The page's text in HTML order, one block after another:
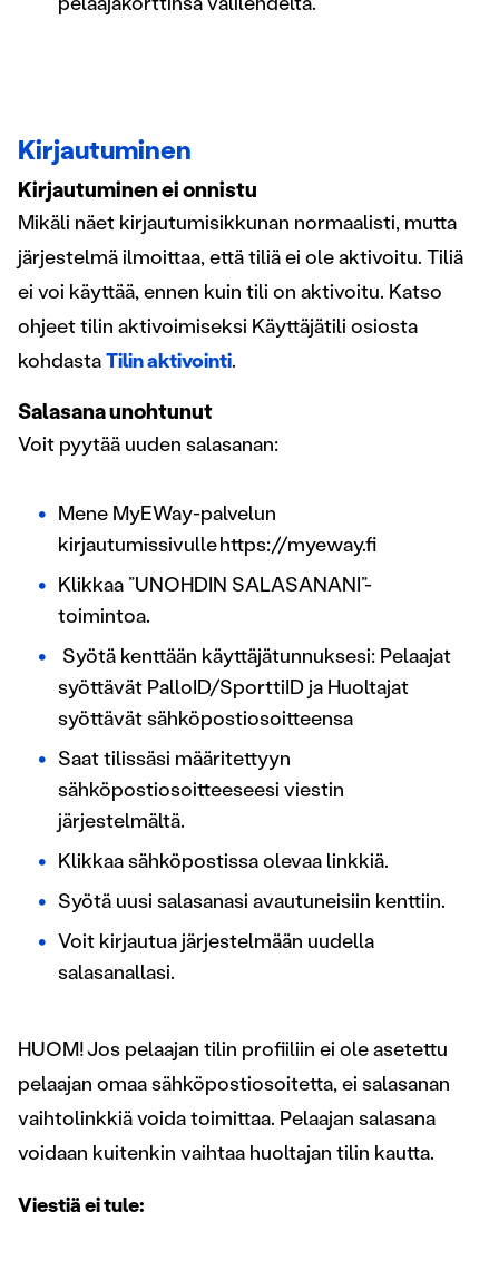
jaamme sosiaalisen median, mainosalan ja analytiikka-
Kirjautuminen
Kirjautuminen ei onnistu
Mikäli näet kirjautumisikkunan normaalisti, mutta
järjestelmä ilmoittaa, että tiliä ei ole aktivoitu. Tiliä
ei voi käyttää, ennen kuin tili on aktivoitu. Katso
ohjeet tilin aktivoimiseksi Käyttäjätili osiosta
kohdastaTilin aktivointi.
Salasana unohtunut
Voit pyytää uuden salasanan:
Mene MyEWay-palvelun
kirjautumissivulle https://myeway.fi
Klikkaa ”UNOHDIN SALASANANI”-
toimintoa.
Syötä kenttään käyttäjätunnuksesi: Pelaajat
syöttävät PalloID/SporttiID ja Huoltajat
syöttävät sähköpostiosoitteensa
Saat tilissäsi määritettyyn
sähköpostiosoitteeseesi viestin
järjestelmältä.
Klikkaa sähköpostissa olevaa linkkiä.
Syötä uusi salasanasi avautuneisiin kenttiin.
Voit kirjautua järjestelmään uudella
salasanallasi.
HUOM! Jos pelaajan tilin profiiliin ei ole asetettu
pelaajan omaa sähköpostiosoitetta, ei salasanan
vaihtolinkkiä voida toimittaa. Pelaajan salasana
voidaan kuitenkin vaihtaa huoltajan tilin kautta.
Viestiä ei tule: